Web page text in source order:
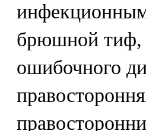
брюшной тиф,
ошибочного